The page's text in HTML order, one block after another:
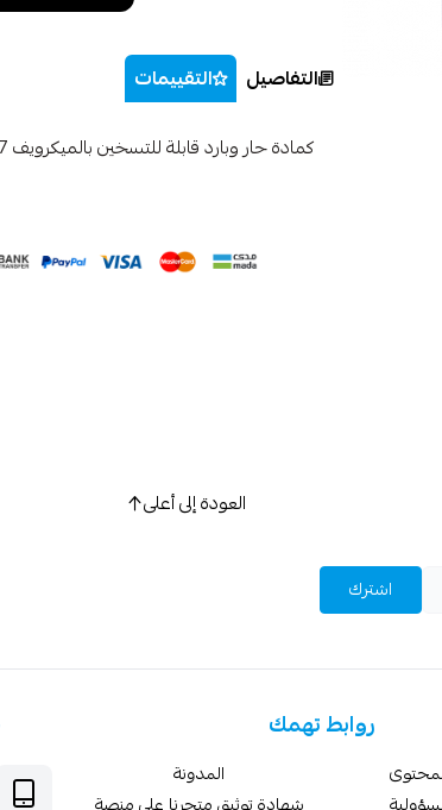
التفاصيل التقييمات
كمادة حار وبارد قابلة للتسخين بالميكرويف ASP7207
العودة إلى أعلى
اشترك
روابط تهمك
المدونة